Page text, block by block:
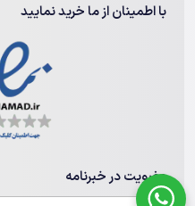
با اطمینان از ما خرید نمایید
عضویت در خبرنامه